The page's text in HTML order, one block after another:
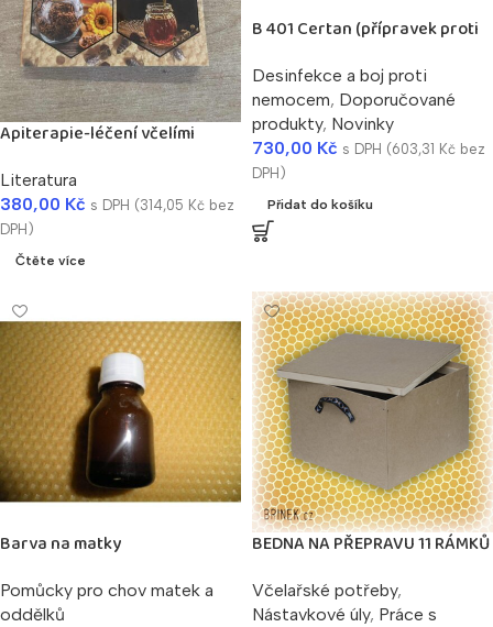
Apiterapie-léčení včelími
Literatura
380,00 Kč s DPH (314,05 Kč bez
DPH)
Čtěte více
B 401 Certan (přípravek proti
Desinfekce a boj proti
nemocem, Doporučované
produkty, Novinky
730,00 Kč s DPH (603,31 Kč bez
DPH)
Přidat do košíku
Barva na matky
Pomůcky pro chov matek a
oddělků
BEDNA NA PŘEPRAVU 11 RÁMKŮ
Včelařské potřeby,
Nástavkové úly, Práce s